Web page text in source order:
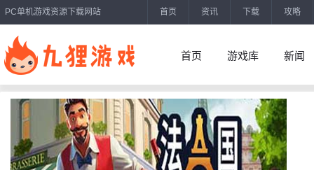
PC单机游戏资源下载网站 首页 资讯 下载 攻略
首页 游戏库 新闻